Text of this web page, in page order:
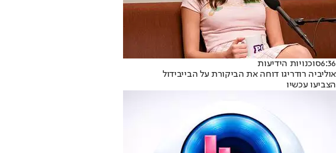
6:36סוכנויות הידיעות
אוליביה רודריגו דוחה את הביקורת על הבייבידול
הצביעו עכשיו